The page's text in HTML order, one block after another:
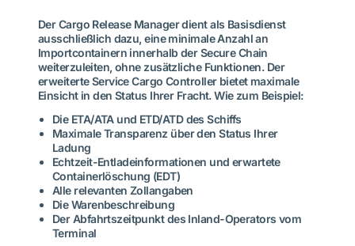
Der Cargo Release Manager dient als Basisdienst
ausschließlich dazu, eine minimale Anzahl an
Importcontainern innerhalb der Secure Chain
weiterzuleiten, ohne zusätzliche Funktionen. Der
erweiterte Service Cargo Controller bietet maximale
Einsicht in den Status Ihrer Fracht. Wie zum Beispiel:
Die ETA/ATA und ETD/ATD des Schiffs
Maximale Transparenz über den Status Ihrer
Ladung
Echtzeit-Entladeinformationen und erwartete
Containerlöschung (EDT)
Alle relevanten Zollangaben
Die Warenbeschreibung
Der Abfahrtszeitpunkt des Inland-Operators vom
Terminal